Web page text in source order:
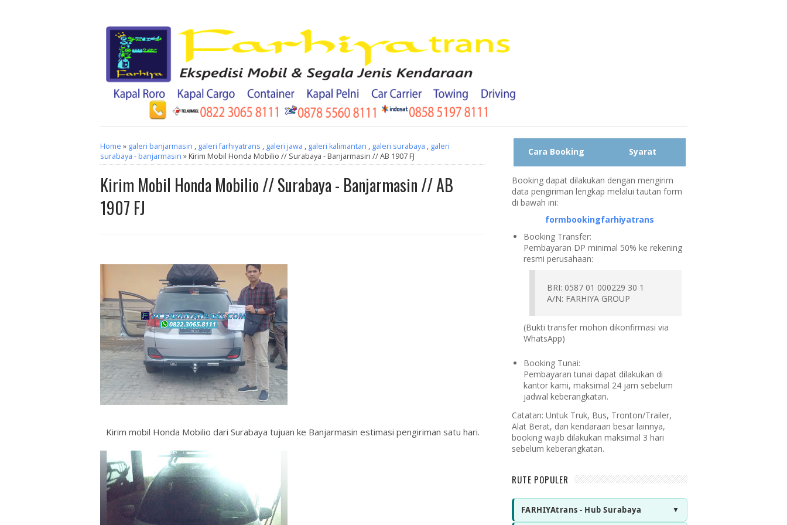
Home » galeri banjarmasin , galeri farhiyatrans , galeri jawa , galeri kalimantan , galeri surabaya , galeri
surabaya - banjarmasin » Kirim Mobil Honda Mobilio // Surabaya - Banjarmasin // AB 1907 FJ
Kirim Mobil Honda Mobilio // Surabaya - Banjarmasin // AB
1907 FJ
Kirim mobil Honda Mobilio dari Surabaya tujuan ke Banjarmasin estimasi pengiriman satu hari.
Cara Booking Syarat
Booking dapat dilakukan dengan mengirim
data pengiriman lengkap melalui tautan form
di bawah ini:
formbookingfarhiyatrans
Booking Transfer:
Pembayaran DP minimal 50% ke rekening
resmi perusahaan:
BRI: 0587 01 000229 30 1
A/N: FARHIYA GROUP
(Bukti transfer mohon dikonfirmasi via
WhatsApp)
Booking Tunai:
Pembayaran tunai dapat dilakukan di
kantor kami, maksimal 24 jam sebelum
jadwal keberangkatan.
Catatan: Untuk Truk, Bus, Tronton/Trailer,
Alat Berat, dan kendaraan besar lainnya,
booking wajib dilakukan maksimal 3 hari
sebelum keberangkatan.
RUTE POPULER
FARHIYAtrans - Hub Surabaya